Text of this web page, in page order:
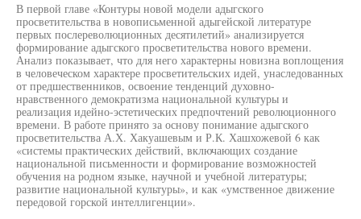
В первой главе «Контуры новой модели адыгского
просветительства в новописьменной адыгейской литературе
первых послереволюционных десятилетий» анализируется
формирование адыгского просветительства нового времени.
Анализ показывает, что для него характерны новизна воплощения
в человеческом характере просветительских идей, унаследованных
от предшественников, освоение тенденций духовно-
нравственного демократизма национальной культуры и
реализация идейно-эстетических предпочтений революционного
времени. В работе принято за основу понимание адыгского
просветительства А.Х. Хакуашевым и Р.К. Хашхожевой 6 как
«системы практических действий, включающих создание
национальной письменности и формирование возможностей
обучения на родном языке, научной и учебной литературы;
развитие национальной культуры», и как «умственное движение
передовой горской интеллигенции».